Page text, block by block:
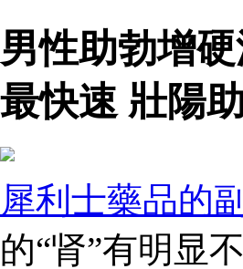
男性助勃增
最快速 壯陽
犀利士藥品的
的“肾”有明显